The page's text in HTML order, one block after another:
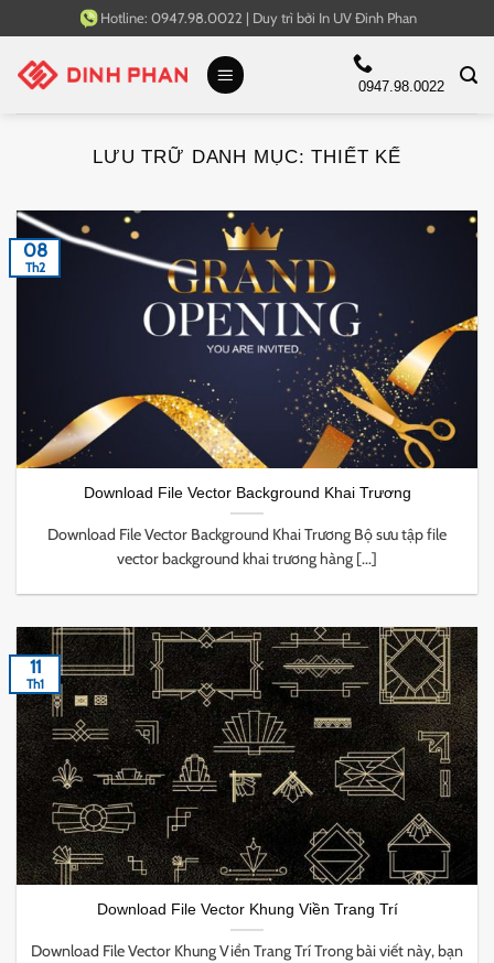
qua
nội
Hotline: 0947.98.0022 | Duy trì bởi In UV Đinh Phan
0947.98.0022
LƯU TRỮ DANH MỤC:THIẾT KẾ
Download File Vector Background Khai Trương
Download File Vector Background Khai Trương Bộ sưu tập file
vector background khai trương hàng [...]
08
Th2
Download File Vector Khung Viền Trang Trí
Download File Vector Khung Viền Trang Trí Trong bài viết này, bạn
11
Th1